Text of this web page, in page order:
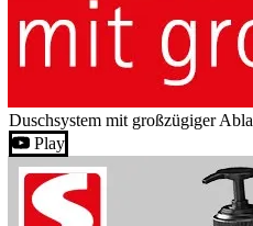
Duschsystem mit großzügiger
Play